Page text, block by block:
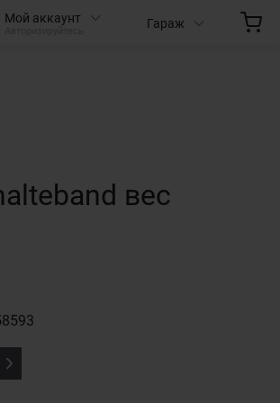
Мой аккаунт Гараж
вес